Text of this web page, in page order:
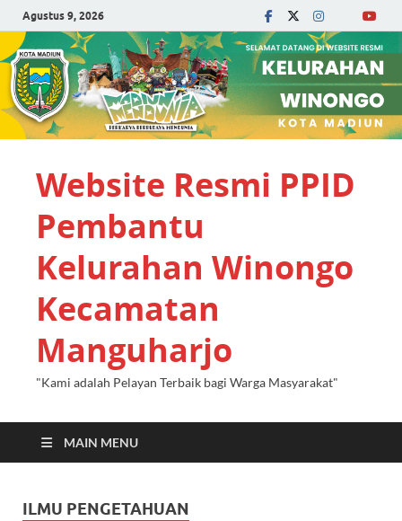
Agustus 9, 2026
Website Resmi PPID
Pembantu
Kelurahan Winongo
Kecamatan
Manguharjo
"Kami adalah Pelayan Terbaik bagi Warga Masyarakat"
MAIN MENU
ILMU PENGETAHUAN